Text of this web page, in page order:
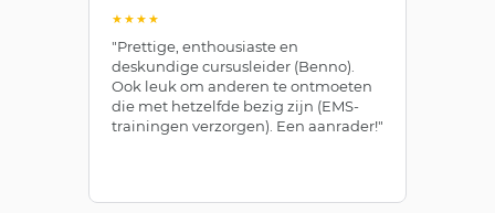
★★★★
"Prettige, enthousiaste en
deskundige cursusleider (Benno).
Ook leuk om anderen te ontmoeten
die met hetzelfde bezig zijn (EMS-
trainingen verzorgen). Een aanrader!"